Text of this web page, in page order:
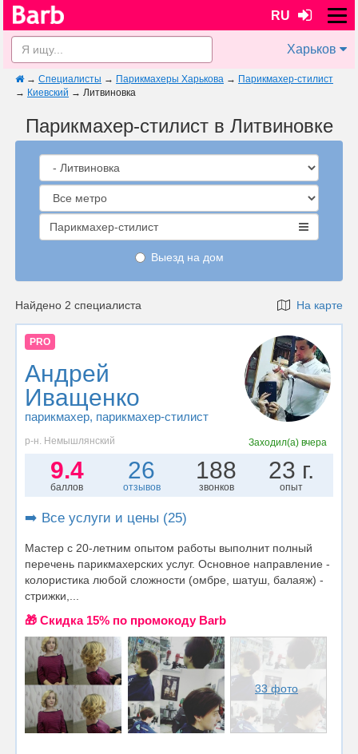
RU
Харьков
→ Специалисты → Парикмахеры Харькова → Парикмахер-стилист
→ Киевский → Литвиновка
Парикмахер-стилист в Литвиновке
Парикмахер-стилист
Выезд на дом
Найдено 2 специалиста На карте
PRO
Андрей
Иващенко
парикмахер, парикмахер-стилист
р-н. Немышлянский Заходил(а)вчера
9.4
баллов
26
отзывов
188
звонков
23 г.
опыт
➡️ Все услуги и цены (25)
Мастер с 20-летним опытом работы выполнит полный
перечень парикмахерских услуг. Основное направление -
колористика любой сложности (омбре, шатуш, балаяж) -
стрижки,...
🎁 Cкидка 15% по промокоду Barb
33 фото